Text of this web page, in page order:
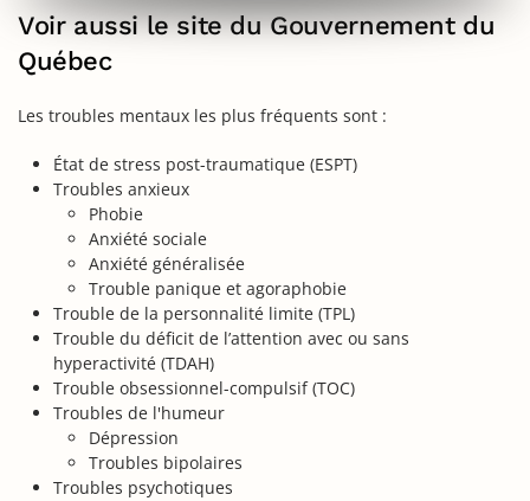
Voir aussi le site du Gouvernement du
Québec
Les troubles mentaux les plus fréquents sont :
État de stress post-traumatique (ESPT)
Troubles anxieux
Phobie
Anxiété sociale
Anxiété généralisée
Trouble panique et agoraphobie
Trouble de la personnalité limite (TPL)
Trouble du déficit de l’attention avec ou sans
hyperactivité (TDAH)
Trouble obsessionnel-compulsif (TOC)
Troubles de l'humeur
Dépression
Troubles bipolaires
Troubles psychotiques